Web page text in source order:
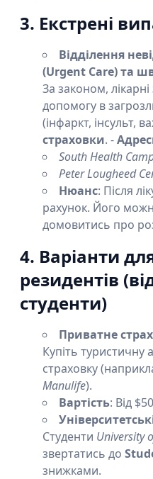
3. Екстрені
Відділення
(Urgent Care) та
За законом,
допомогу в
(інфаркт, інсульт,
страховки. -
South Health
Peter Lougheed
Нюанс: Після
рахунок. Його
домовитись про
4. Варіанти
резидентів
студенти)
Приватне
Купіть туристичну
страховку
Manulife).
Вартість: Від
Студенти University
звертатись до
знижками.